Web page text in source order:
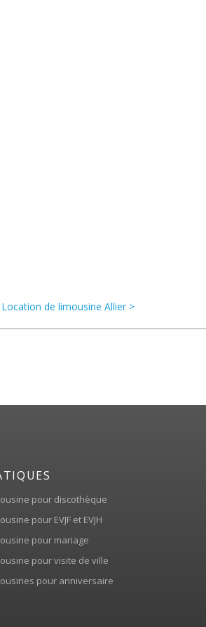
Location de limousine Allier >
pour discothèque
pour EVJF et EVJH
pour mariage
pour visite de ville
pour anniversaire